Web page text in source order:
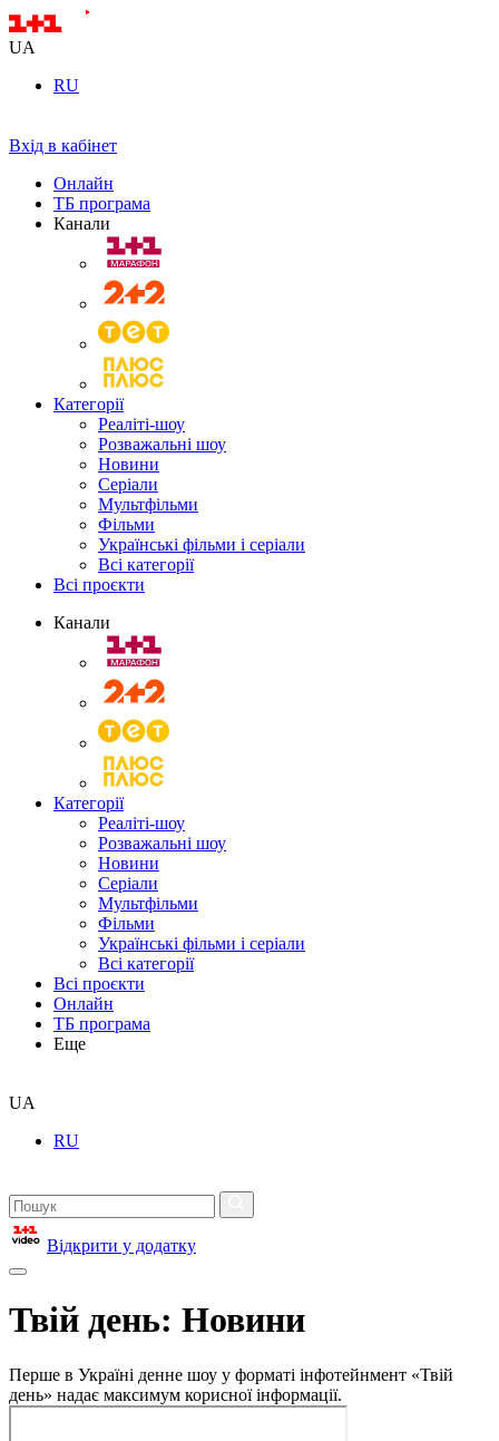
UA
RU
Вхід в кабінет
Онлайн
ТБ програма
Канали
Категорії
Реаліті-шоу
Розважальні шоу
Новини
Серіали
Мультфільми
Фільми
Українські фільми і серіали
Всі категорії
Всі проєкти
Канали
Категорії
Реаліті-шоу
Розважальні шоу
Новини
Серіали
Мультфільми
Фільми
Українські фільми і серіали
Всі категорії
Всі проєкти
Онлайн
ТБ програма
Еще
UA
RU
Відкрити у додатку
Твій день: Новини
Перше в Україні денне шоу у форматі інфотейнмент «Твій
день» надає максимум корисної інформації.